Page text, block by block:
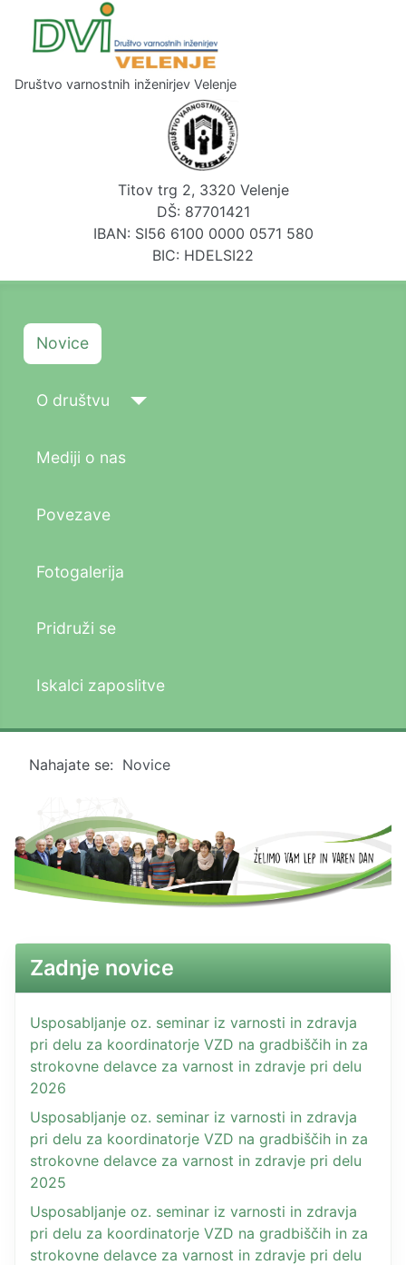
Društvo varnostnih inženirjev Velenje
Titov trg 2, 3320 Velenje
DŠ: 87701421
IBAN: SI56 6100 0000 0571 580
BIC: HDELSI22
Novice
O društvu
Mediji o nas
Povezave
Fotogalerija
Pridruži se
Iskalci zaposlitve
Nahajate se: Novice
Zadnje novice
Usposabljanje oz. seminar iz varnosti in zdravja
pri delu za koordinatorje VZD na gradbiščih in za
strokovne delavce za varnost in zdravje pri delu
2026
Usposabljanje oz. seminar iz varnosti in zdravja
pri delu za koordinatorje VZD na gradbiščih in za
strokovne delavce za varnost in zdravje pri delu
2025
Usposabljanje oz. seminar iz varnosti in zdravja
pri delu za koordinatorje VZD na gradbiščih in za
strokovne delavce za varnost in zdravje pri delu